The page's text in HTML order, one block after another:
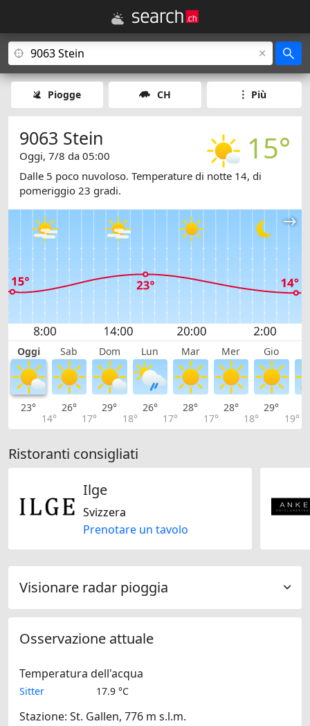
Piogge CH Più
15°
9063 Stein
Oggi, 7/8 da 05:00
Dalle 5 poco nuvoloso. Temperature di notte 14, di
pomeriggio 23 gradi.
Oggi Sab Dom Lun Mar Mer Gio
23°
14°
26°
17°
29°
18°
26°
17°
28°
17°
28°
18°
29°
19°
Ristoranti consigliati
Ilge
Svizzera
Prenotare un tavolo
Visionare radar pioggia
Osservazione attuale
Temperatura dell'acqua
Sitter 17.9 °C
Stazione: St. Gallen, 776 m s.l.m.